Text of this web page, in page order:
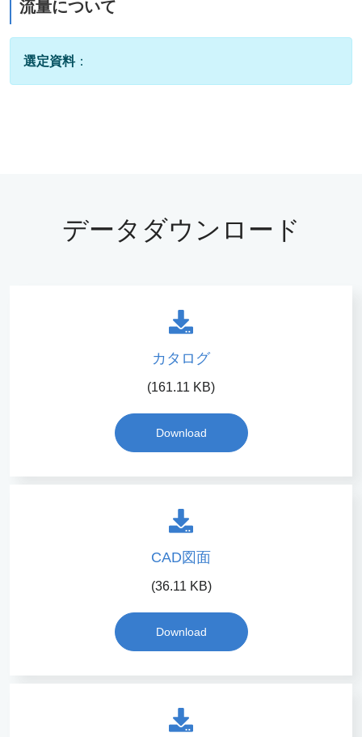
流量について
選定資料：
データダウンロード
カタログ
(161.11 KB)
Download
CAD図面
(36.11 KB)
Download